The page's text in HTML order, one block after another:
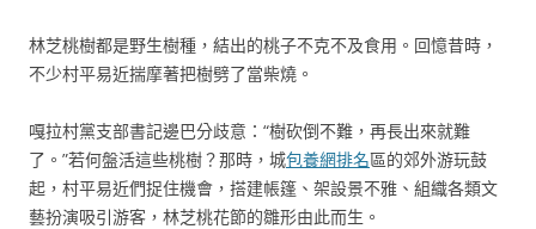
林芝桃樹都是野生樹種，結出的桃子不克不及食用。回憶昔時，
不少村平易近揣摩著把樹劈了當柴燒。
嘎拉村黨支部書記邊巴分歧意：“樹砍倒不難，再長出來就難
了。”若何盤活這些桃樹？那時，城包養網排名區的郊外游玩鼓
起，村平易近們捉住機會，搭建帳篷、架設景不雅、組織各類文
藝扮演吸引游客，林芝桃花節的雛形由此而生。